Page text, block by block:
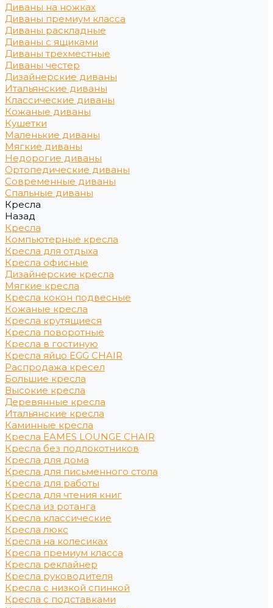
Диваны на ножках
Диваны премиум класса
Диваны раскладные
Диваны с ящиками
Диваны трехместные
Диваны честер
Дизайнерские диваны
Итальянские диваны
Классические диваны
Кожаные диваны
Кушетки
Маленькие диваны
Мягкие диваны
Недорогие диваны
Ортопедические диваны
Современные диваны
Спальные диваны
Кресла
Назад
Кресла
Компьютерные кресла
Кресла для отдыха
Кресла офисные
Дизайнерские кресла
Мягкие кресла
Кресла кокон подвесные
Кожаные кресла
Кресла крутящиеся
Кресла поворотные
Кресла в гостиную
Кресла яйцо EGG CHAIR
Распродажа кресел
Большие кресла
Высокие кресла
Деревянные кресла
Итальянские кресла
Каминные кресла
Кресла EAMES LOUNGE CHAIR
Кресла без подлокотников
Кресла для дома
Кресла для письменного стола
Кресла для работы
Кресла для чтения книг
Кресла из ротанга
Кресла классические
Кресла люкс
Кресла на колесиках
Кресла премиум класса
Кресла реклайнер
Кресла руководителя
Кресла с низкой спинкой
Кресла с подставками